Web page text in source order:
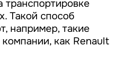
транспортировке
Такой способ
например, такие
как Renault